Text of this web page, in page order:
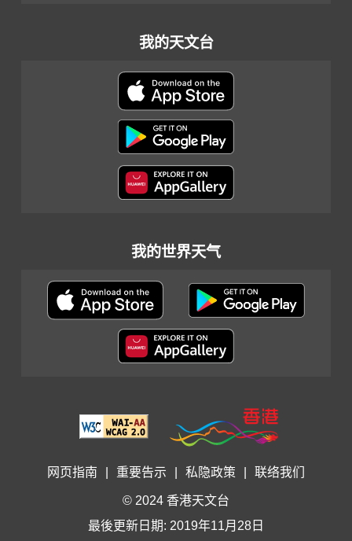
我的天文台
我的世界天气
网页指南 重要告示 私隐政策 联络我们
© 2024 香港天文台
最後更新日期: 2019年11月28日